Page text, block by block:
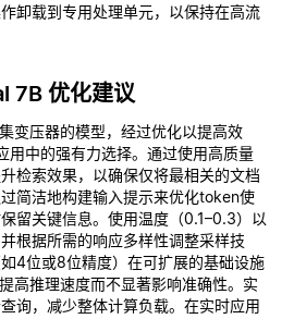
卸载到专用处理单元，以保持在高流
7B 优化建议
变压器的模型，经过优化以提高效
用中的强有力选择。通过使用高质量
检索效果，以确保仅将最相关的文档
简洁地构建输入提示来优化token使
留关键信息。使用温度（0.1–0.3）以
根据所需的响应多样性调整采样技
4位或8位精度）在可扩展的基础设施
高推理速度而不显著影响准确性。实
询，减少整体计算负载。在实时应用